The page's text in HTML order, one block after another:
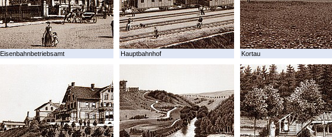
Eisenbahnbetriebsamt Hauptbahnhof Kortau